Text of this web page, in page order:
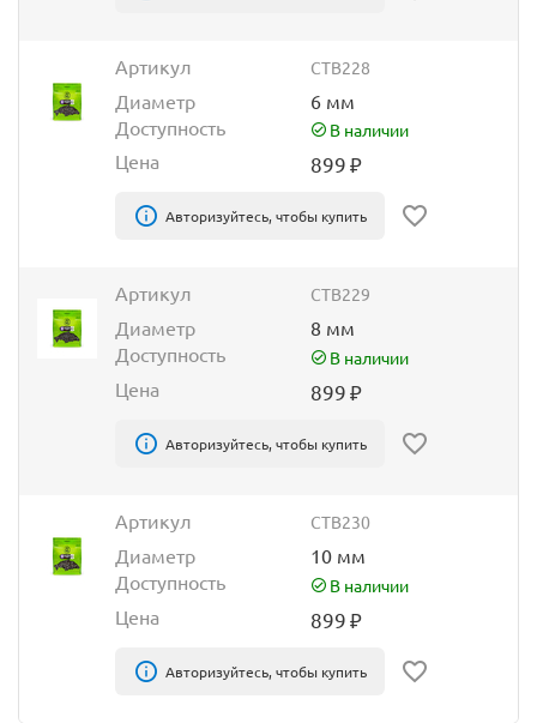
Артикул CTB228
Диаметр
6 мм
Доступность
В наличии
Цена 899₽
Авторизуйтесь, чтобы купить
Артикул CTB229
Диаметр
8 мм
Доступность
В наличии
Цена 899₽
Авторизуйтесь, чтобы купить
Артикул CTB230
Диаметр
10 мм
Доступность
В наличии
Цена 899₽
Авторизуйтесь, чтобы купить